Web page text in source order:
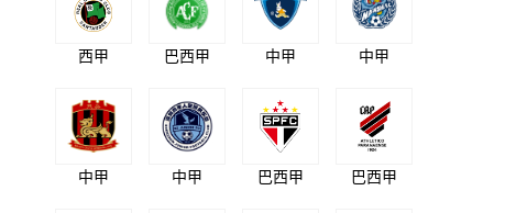
西甲 巴西甲 中甲 中甲
中甲 中甲 巴西甲 巴西甲